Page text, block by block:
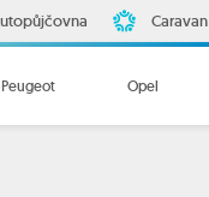
Caravan
Peugeot Opel